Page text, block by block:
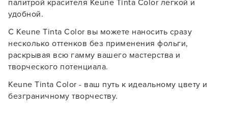
палитрой красителя Keune Tinta Color легкой и
удобной.
С Keune Tinta Color вы можете наносить сразу
несколько оттенков без применения фольги,
раскрывая всю гамму вашего мастерства и
творческого потенциала.
Keune Tinta Color - ваш путь к идеальному цвету и
безграничному творчеству.